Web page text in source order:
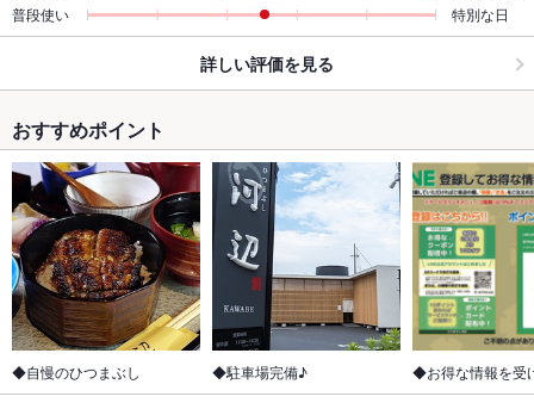
普段使い
特別な日
詳しい評価を見る
おすすめポイント
◆自慢のひつまぶし ◆駐車場完備♪ ◆お得な情報を受